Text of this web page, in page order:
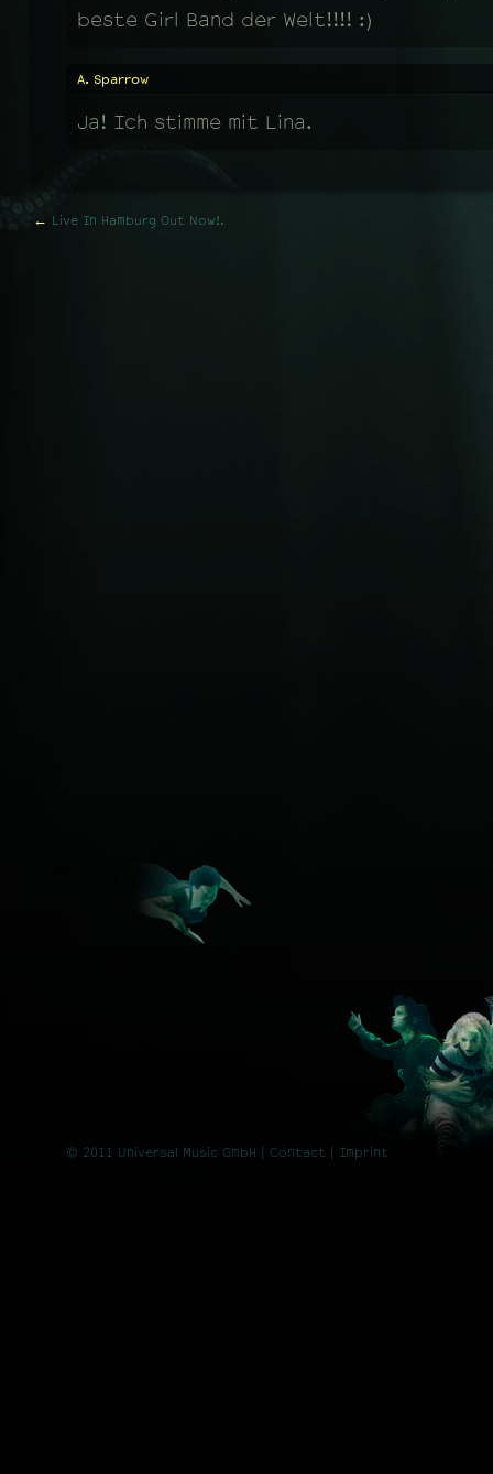
beste Girl Band der Welt!!!! :)
A. Sparrow
Ja! Ich stimme mit Lina.
← Live In Hamburg Out Now!.
© 2011 Universal Music GmbH | Contact | Imprint